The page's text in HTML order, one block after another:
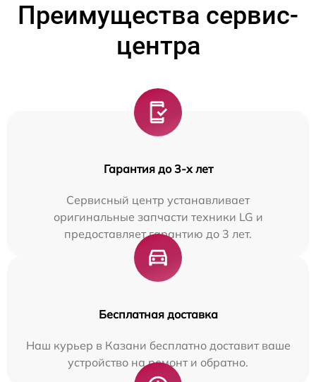
Преимущества сервис-
центра
Гарантия до 3-х лет
Сервисный центр устанавливает
оригинальные запчасти техники LG и
предоставляет гарантию до 3 лет.
Бесплатная доставка
Наш курьер в Казани бесплатно доставит ваше
устройство на ремонт и обратно.